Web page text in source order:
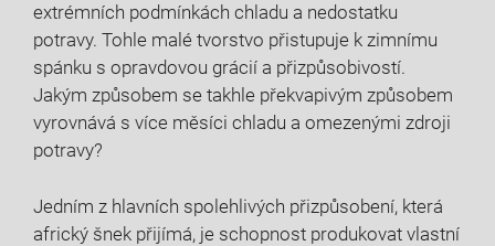
extrémních podmínkách chladu a nedostatku
potravy. Tohle malé tvorstvo přistupuje k zimnímu
spánku s opravdovou grácií a přizpůsobivostí.
Jakým způsobem se takhle překvapivým způsobem
vyrovnává s více měsíci chladu a omezenými zdroji
potravy?
Jedním z hlavních spolehlivých přizpůsobení, která
africký šnek přijímá, je schopnost produkovat vlastní